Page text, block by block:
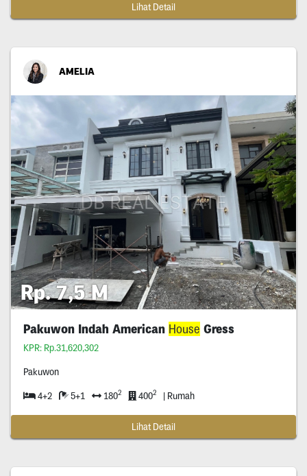
Lihat Detail
AMELIA
Rp. 7,5 M
Pakuwon Indah American House Gress
KPR: Rp.31,620,302
Pakuwon
4+2 5+1 1802 4002 | Rumah
Lihat Detail